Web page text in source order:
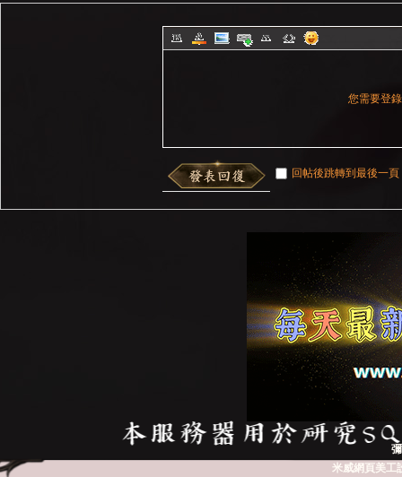
您需要登
回帖後跳轉到最後一頁
米威網頁美工